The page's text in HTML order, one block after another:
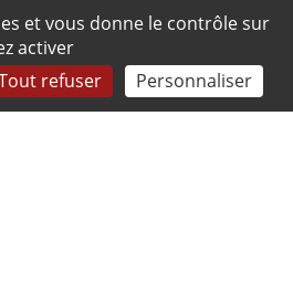
et vous donne le contrôle sur
activer
refuser Personnaliser